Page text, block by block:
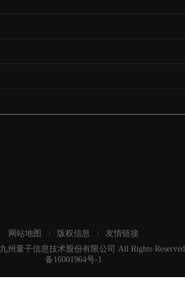
网站地图 版权信息
友情链接
州量子信息技术股份有限公司 All Rights
备16001964号-1